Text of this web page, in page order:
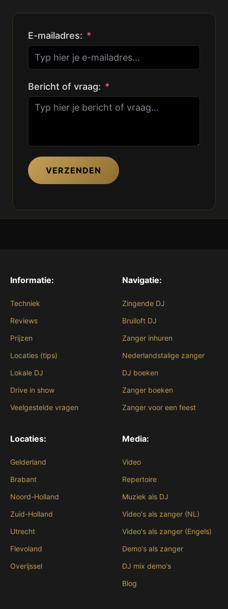
E-mailadres:
Bericht of vraag:
VERZENDEN
Informatie:
Techniek
Reviews
Prijzen
Locaties (tips)
Lokale DJ
Drive in show
Veelgestelde vragen
Navigatie:
Zingende DJ
Bruiloft DJ
Zanger inhuren
Nederlandstalige zanger
DJ boeken
Zanger boeken
Zanger voor een feest
Locaties:
Gelderland
Brabant
Noord-Holland
Zuid-Holland
Utrecht
Flevoland
Overijssel
Media:
Video
Repertoire
Muziek als DJ
Video's als zanger (NL)
Video's als zanger (Engels)
Demo's als zanger
DJ mix demo's
Blog